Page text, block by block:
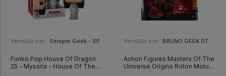
Vendido por: Sempre Geek - SP
Funko Pop House Of Dragon
25 - Mysaria - House Of The
Vendido por: BRUNO GEEK STORE - ES
Action Figures Masters Of The
Universe Origins Roton Motu -